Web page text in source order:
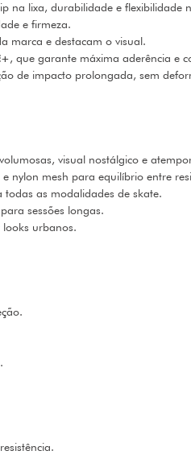
na lixa, durabilidade e flexibilidade
e firmeza.
marca e destacam o visual.
, que garante máxima aderência e
de impacto prolongada, sem
visual nostálgico e
nylon mesh para equilíbrio entre
as modalidades de skate.
sessões longas.
urbanos.